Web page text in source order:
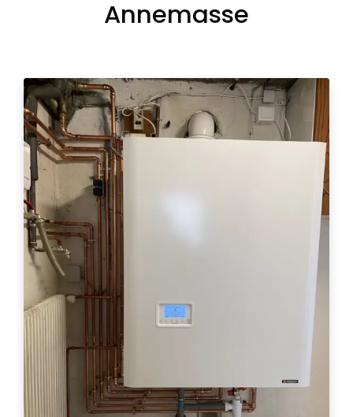
Annemasse